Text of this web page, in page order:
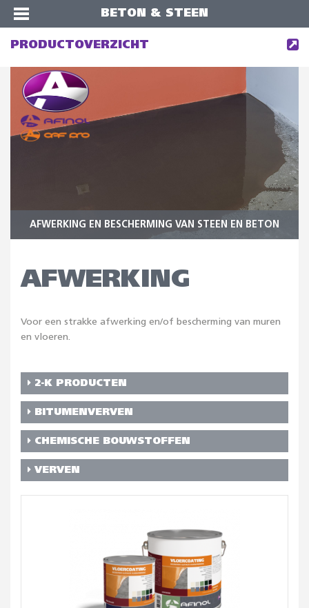
BETON & STEEN
PRODUCTOVERZICHT
AFWERKING EN BESCHERMING VAN STEEN EN BETON
AFWERKING
Voor een strakke afwerking en/of bescherming van muren
en vloeren.
2-K PRODUCTEN
BITUMENVERVEN
CHEMISCHE BOUWSTOFFEN
VERVEN